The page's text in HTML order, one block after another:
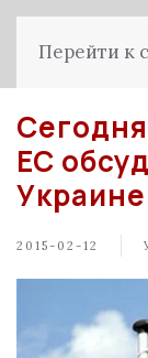
Перейти к
ЕС
Украине
2015-02-12